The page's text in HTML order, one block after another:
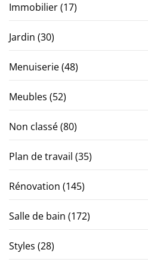
Immobilier(17)
Jardin (30)
Menuiserie(48)
Meubles (52)
Non classé(80)
Plan de travail (35)
Rénovation (145)
Salle de bain (172)
Styles (28)